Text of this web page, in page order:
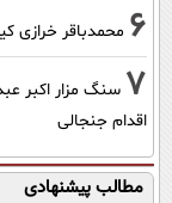
6 محمدباقر خرازی
7 سنگ مزار اکبر
اقدام جنجالی
مطالب پیشنهادی